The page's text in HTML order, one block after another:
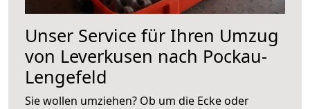
Unser Service für Ihren Umzug
von Leverkusen nach Pockau-
Lengefeld
Sie wollen umziehen? Ob um die Ecke oder